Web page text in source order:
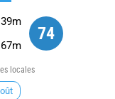
74
locales